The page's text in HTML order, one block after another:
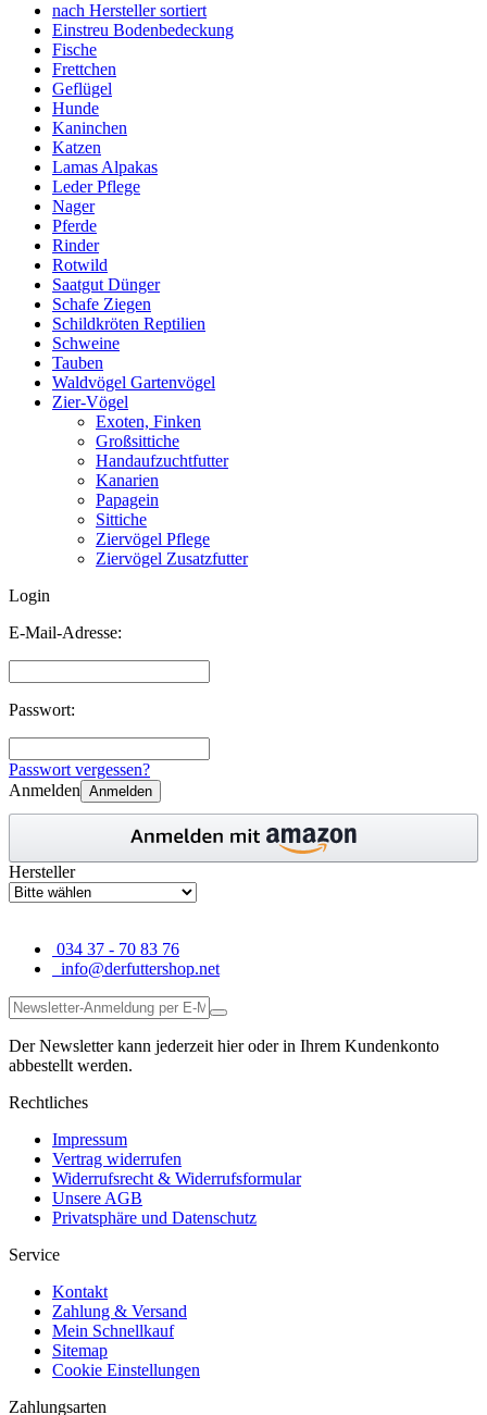
nach Hersteller sortiert
Einstreu Bodenbedeckung
Fische
Frettchen
Geflügel
Hunde
Kaninchen
Katzen
Lamas Alpakas
Leder Pflege
Nager
Pferde
Rinder
Rotwild
Saatgut Dünger
Schafe Ziegen
Schildkröten Reptilien
Schweine
Tauben
Waldvögel Gartenvögel
Zier-Vögel
Exoten, Finken
Großsittiche
Handaufzuchtfutter
Kanarien
Papagein
Sittiche
Ziervögel Pflege
Ziervögel Zusatzfutter
Login
E-Mail-Adresse:
Passwort:
Passwort vergessen?
Anmelden Anmelden
Hersteller
034 37 - 70 83 76
info@derfuttershop.net
Der Newsletter kann jederzeit hier oder in Ihrem Kundenkonto
abbestellt werden.
Rechtliches
Impressum
Vertrag widerrufen
Widerrufsrecht & Widerrufsformular
Unsere AGB
Privatsphäre und Datenschutz
Service
Kontakt
Zahlung & Versand
Mein Schnellkauf
Sitemap
Cookie Einstellungen
Zahlungsarten